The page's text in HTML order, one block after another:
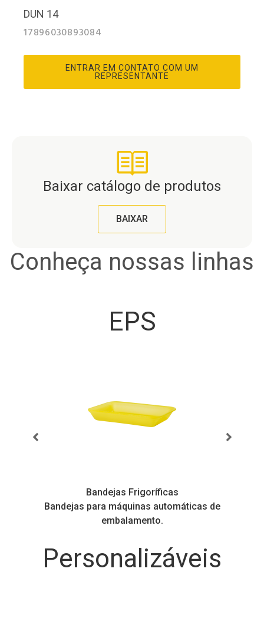
DUN 14
17896030893084
ENTRAR EM CONTATO COM UM
REPRESENTANTE
Baixar catálogo de produtos
BAIXAR
Conheça nossas linhas
EPS
Bandejas Frigoríficas
Bandejas para máquinas automáticas de
embalamento.
Personalizáveis